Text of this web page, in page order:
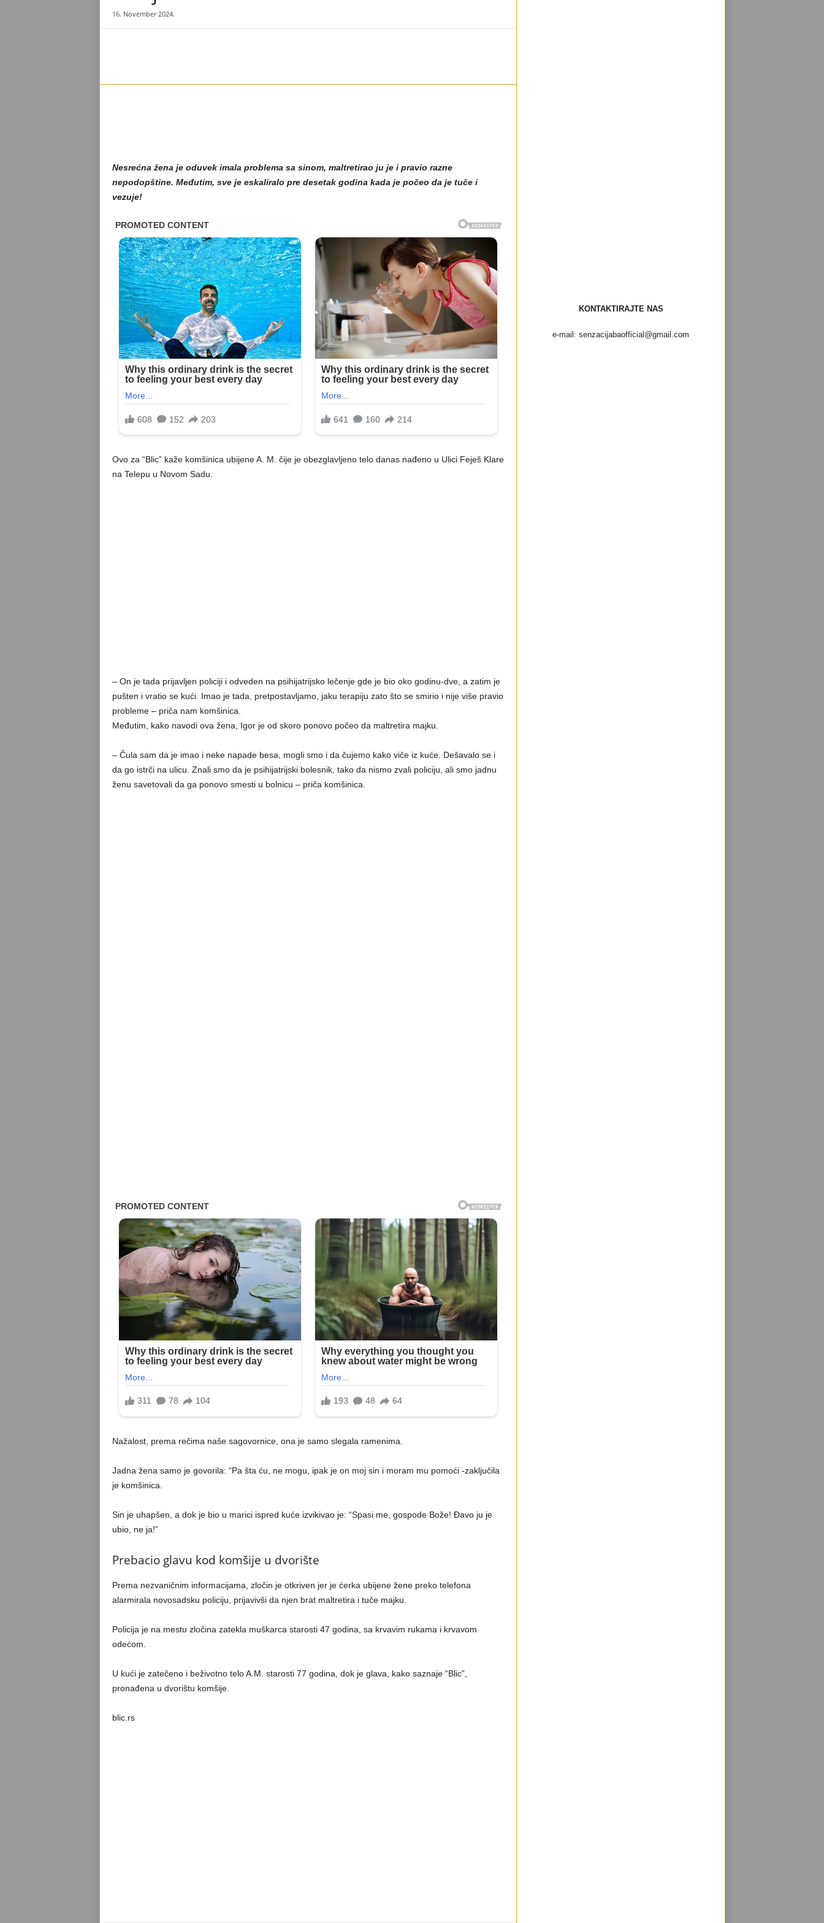
16. November 2024.
Nesrećna žena je oduvek imala problema sa sinom, maltretirao ju je i pravio razne
nepodopštine. Međutim, sve je eskaliralo pre desetak godina kada je počeo da je tuče i
vezuje!
Ovo za “Blic” kaže komšinica ubijene A. M. čije je obezglavljeno telo danas nađeno u Ulici Feješ Klare
na Telepu u Novom Sadu.
– On je tada prijavljen policiji i odveden na psihijatrijsko lečenje gde je bio oko godinu-dve, a zatim je
pušten i vratio se kući. Imao je tada, pretpostavljamo, jaku terapiju zato što se smirio i nije više pravio
probleme – priča nam komšinica.
Međutim, kako navodi ova žena, Igor je od skoro ponovo počeo da maltretira majku.
– Čula sam da je imao i neke napade besa, mogli smo i da čujemo kako viče iz kuće. Dešavalo se i
da go istrči na ulicu. Znali smo da je psihijatrijski bolesnik, tako da nismo zvali policiju, ali smo jadnu
ženu savetovali da ga ponovo smesti u bolnicu – priča komšinica.
Nažalost, prema rečima naše sagovornice, ona je samo slegala ramenima.
Jadna žena samo je govorila: “Pa šta ću, ne mogu, ipak je on moj sin i moram mu pomoći -zaključila
je komšinica.
Sin je uhapšen, a dok je bio u marici ispred kuće izvikivao je: “Spasi me, gospode Bože! Đavo ju je
ubio, ne ja!”
Prebacio glavu kod komšije u dvorište
Prema nezvaničnim informacijama, zločin je otkriven jer je ćerka ubijene žene preko telefona
alarmirala novosadsku policiju, prijavivši da njen brat maltretira i tuče majku.
Policija je na mestu zločina zatekla muškarca starosti 47 godina, sa krvavim rukama i krvavom
odećom.
U kući je zatečeno i beživotno telo A.M. starosti 77 godina, dok je glava, kako saznaje “Blic”,
pronađena u dvorištu komšije.
blic.rs
KONTAKTIRAJTE NAS
e-mail: senzacijabaofficial@gmail.com